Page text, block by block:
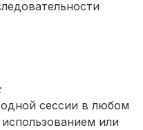
сессии в любом
или